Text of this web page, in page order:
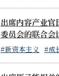
出席内容产业官
委员会的联合会
#新资本主义 #成